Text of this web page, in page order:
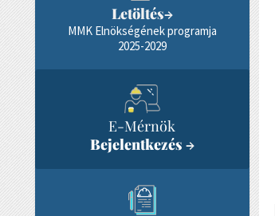
Letöltés→
MMK Elnökségének programja
2025-2029
E-Mérnök
Bejelentkezés →